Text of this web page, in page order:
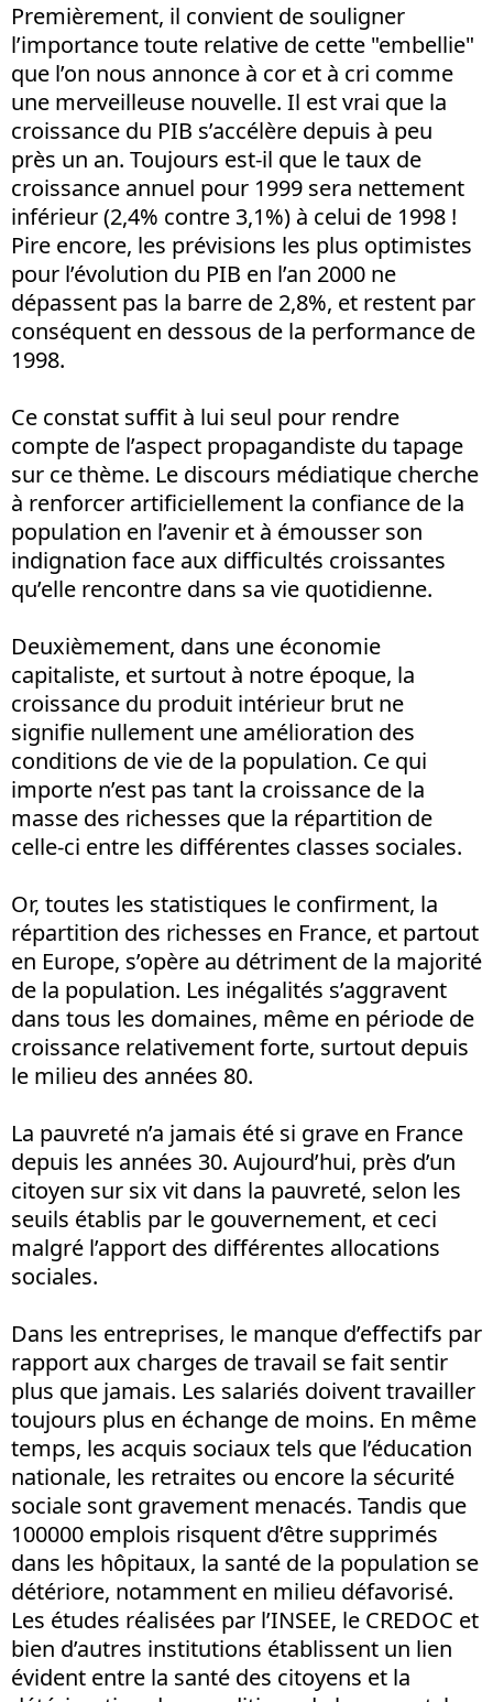
Premièrement, il convient de souligner
l’importance toute relative de cette "embellie"
que l’on nous annonce à cor et à cri comme
une merveilleuse nouvelle. Il est vrai que la
croissance du PIB s’accélère depuis à peu
près un an. Toujours est-il que le taux de
croissance annuel pour 1999 sera nettement
inférieur (2,4% contre 3,1%) à celui de 1998 !
Pire encore, les prévisions les plus optimistes
pour l’évolution du PIB en l’an 2000 ne
dépassent pas la barre de 2,8%, et restent par
conséquent en dessous de la performance de
1998.
Ce constat suffit à lui seul pour rendre
compte de l’aspect propagandiste du tapage
sur ce thème. Le discours médiatique cherche
à renforcer artificiellement la confiance de la
population en l’avenir et à émousser son
indignation face aux difficultés croissantes
qu’elle rencontre dans sa vie quotidienne.
Deuxièmement, dans une économie
capitaliste, et surtout à notre époque, la
croissance du produit intérieur brut ne
signifie nullement une amélioration des
conditions de vie de la population. Ce qui
importe n’est pas tant la croissance de la
masse des richesses que la répartition de
celle-ci entre les différentes classes sociales.
Or, toutes les statistiques le confirment, la
répartition des richesses en France, et partout
en Europe, s’opère au détriment de la majorité
de la population. Les inégalités s’aggravent
dans tous les domaines, même en période de
croissance relativement forte, surtout depuis
le milieu des années 80.
La pauvreté n’a jamais été si grave en France
depuis les années 30. Aujourd’hui, près d’un
citoyen sur six vit dans la pauvreté, selon les
seuils établis par le gouvernement, et ceci
malgré l’apport des différentes allocations
sociales.
Dans les entreprises, le manque d’effectifs par
rapport aux charges de travail se fait sentir
plus que jamais. Les salariés doivent travailler
toujours plus en échange de moins. En même
temps, les acquis sociaux tels que l’éducation
nationale, les retraites ou encore la sécurité
sociale sont gravement menacés. Tandis que
100000 emplois risquent d’être supprimés
dans les hôpitaux, la santé de la population se
détériore, notamment en milieu défavorisé.
Les études réalisées par l’INSEE, le CREDOC et
bien d’autres institutions établissent un lien
évident entre la santé des citoyens et la